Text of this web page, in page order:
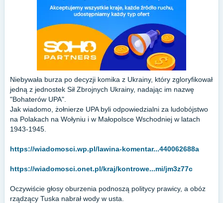
Niebywała burza po decyzji komika z Ukrainy, który zgloryfikował
jedną z jednostek Sił Zbrojnych Ukrainy, nadając im nazwę
"Bohaterów UPA".
Jak wiadomo, żołnierze UPA byli odpowiedzialni za ludobójstwo
na Polakach na Wołyniu i w Małopolsce Wschodniej w latach
1943-1945.
https://wiadomosci.wp.pl/lawina-komentar...440062688a
https://wiadomosci.onet.pl/kraj/kontrowe...mi/jm3z77c
Oczywiście głosy oburzenia podnoszą politycy prawicy, a obóz
rządzący Tuska nabrał wody w usta.